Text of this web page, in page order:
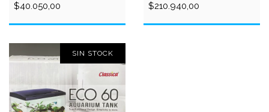
$40.050,00 $210.940,00
SIN STOCK